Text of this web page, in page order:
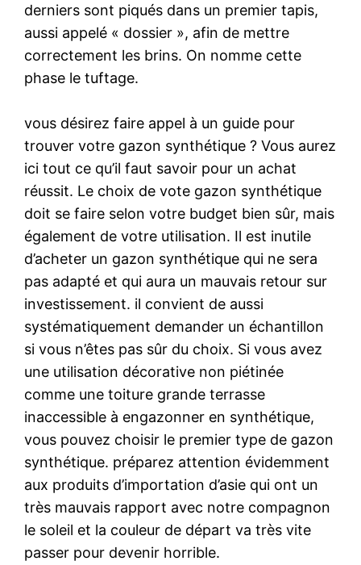
derniers sont piqués dans un premier tapis,
aussi appelé « dossier », afin de mettre
correctement les brins. On nomme cette
phase le tuftage.
vous désirez faire appel à un guide pour
trouver votre gazon synthétique ? Vous aurez
ici tout ce qu’il faut savoir pour un achat
réussit. Le choix de vote gazon synthétique
doit se faire selon votre budget bien sûr, mais
également de votre utilisation. Il est inutile
d’acheter un gazon synthétique qui ne sera
pas adapté et qui aura un mauvais retour sur
investissement. il convient de aussi
systématiquement demander un échantillon
si vous n’êtes pas sûr du choix. Si vous avez
une utilisation décorative non piétinée
comme une toiture grande terrasse
inaccessible à engazonner en synthétique,
vous pouvez choisir le premier type de gazon
synthétique. préparez attention évidemment
aux produits d’importation d’asie qui ont un
très mauvais rapport avec notre compagnon
le soleil et la couleur de départ va très vite
passer pour devenir horrible.